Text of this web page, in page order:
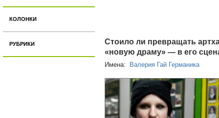
КОЛОНКИ
РУБРИКИ
Стоило ли превращать
«новую драму» — в его
Имена: Валерия Гай Германика